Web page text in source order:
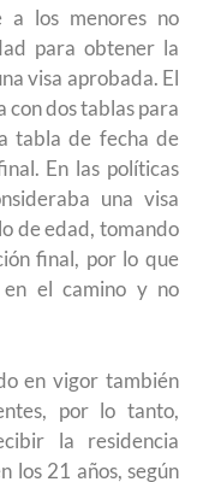
a los menores no
para obtener la
visa aprobada. El
con dos tablas para
tabla de fecha de
En las políticas
una visa
de edad, tomando
final, por lo que
en el camino y no
en vigor también
por lo tanto,
la residencia
los 21 años, según